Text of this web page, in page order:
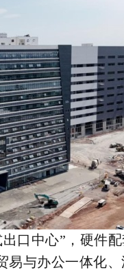
口中心”，硬件配
易与办公一体化